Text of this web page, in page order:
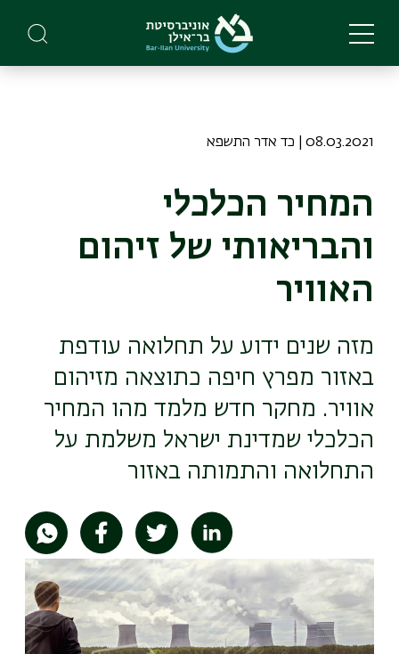
main
08.03.2021 | כד אדר התשפא
המחיר הכלכלי
והבריאותי של זיהום
האוויר
מזה שנים ידוע על תחלואה עודפת
באזור מפרץ חיפה כתוצאה מזיהום
אוויר. מחקר חדש מלמד מהו המחיר
הכלכלי שמדינת ישראל משלמת על
התחלואה והתמותה באזור
תמונה